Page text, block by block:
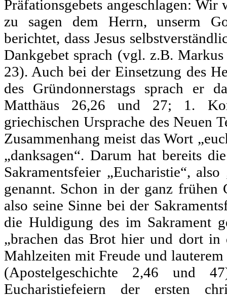
Präfationsgebets angeschlagen:
zu sagen dem Herrn, unserm
berichtet, dass Jesus
Dankgebet sprach (vgl. z.B.
23). Auch bei der Einsetzung des
des Gründonnerstags sprach er
Matthäus 26,26 und 27; 1.
griechischen Ursprache des Neuen
Zusammenhang meist das Wort
„danksagen“. Darum hat bereits
Sakramentsfeier „Eucharistie“,
genannt. Schon in der ganz frühen
also seine Sinne bei der
die Huldigung des im Sakrament
„brachen das Brot hier und dort in
Mahlzeiten mit Freude und
(Apostelgeschichte 2,46 und
Eucharistiefeiern der ersten